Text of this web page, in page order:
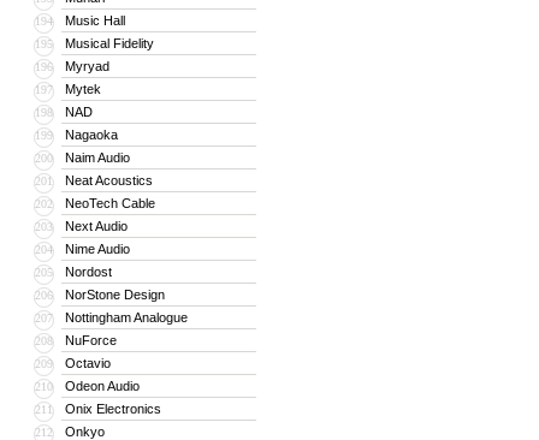
194 Music Hall
195 Musical Fidelity
196 Myryad
197 Mytek
198 NAD
199 Nagaoka
200 Naim Audio
201 Neat Acoustics
202 NeoTech Cable
203 Next Audio
204 Nime Audio
205 Nordost
206 NorStone Design
207 Nottingham Analogue
208 NuForce
209 Octavio
210 Odeon Audio
211 Onix Electronics
212 Onkyo